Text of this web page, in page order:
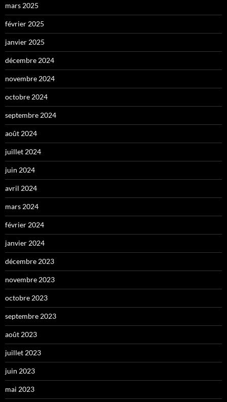
mars 2025
février 2025
janvier 2025
décembre 2024
novembre 2024
octobre 2024
septembre 2024
août 2024
juillet 2024
juin 2024
avril 2024
mars 2024
février 2024
janvier 2024
décembre 2023
novembre 2023
octobre 2023
septembre 2023
août 2023
juillet 2023
juin 2023
mai 2023